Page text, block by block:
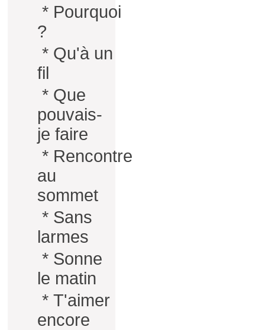
* Pourquoi
?
* Qu'à un
fil
* Que
pouvais-
je faire
* Rencontre
au
sommet
* Sans
larmes
* Sonne
le matin
* T'aimer
encore